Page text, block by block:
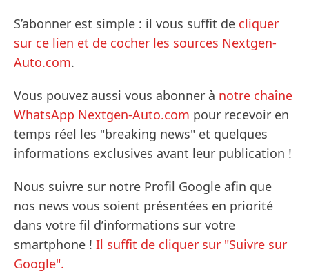
S’abonner est simple : il vous suffit de cliquer
sur ce lien et de cocher les sources Nextgen-
Auto.com.
Vous pouvez aussi vous abonner à notre chaîne
WhatsApp Nextgen-Auto.com pour recevoir en
temps réel les "breaking news" et quelques
informations exclusives avant leur publication !
Nous suivre sur notre Profil Google afin que
nos news vous soient présentées en priorité
dans votre fil d’informations sur votre
smartphone ! Il suffit de cliquer sur "Suivre sur
Google".